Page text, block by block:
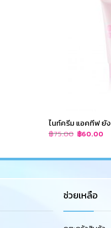
ไนท์ครีม แอคทีฟ ยัง
฿75.00 Original
price
฿60.00
ช่วยเหลือ